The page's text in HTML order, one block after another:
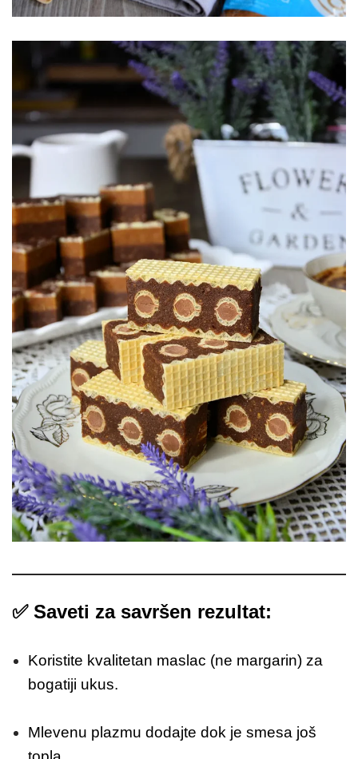
✅ Saveti za savršen rezultat:
Koristite kvalitetan maslac (ne margarin) za
bogatiji ukus.
Mlevenu plazmu dodajte dok je smesa još